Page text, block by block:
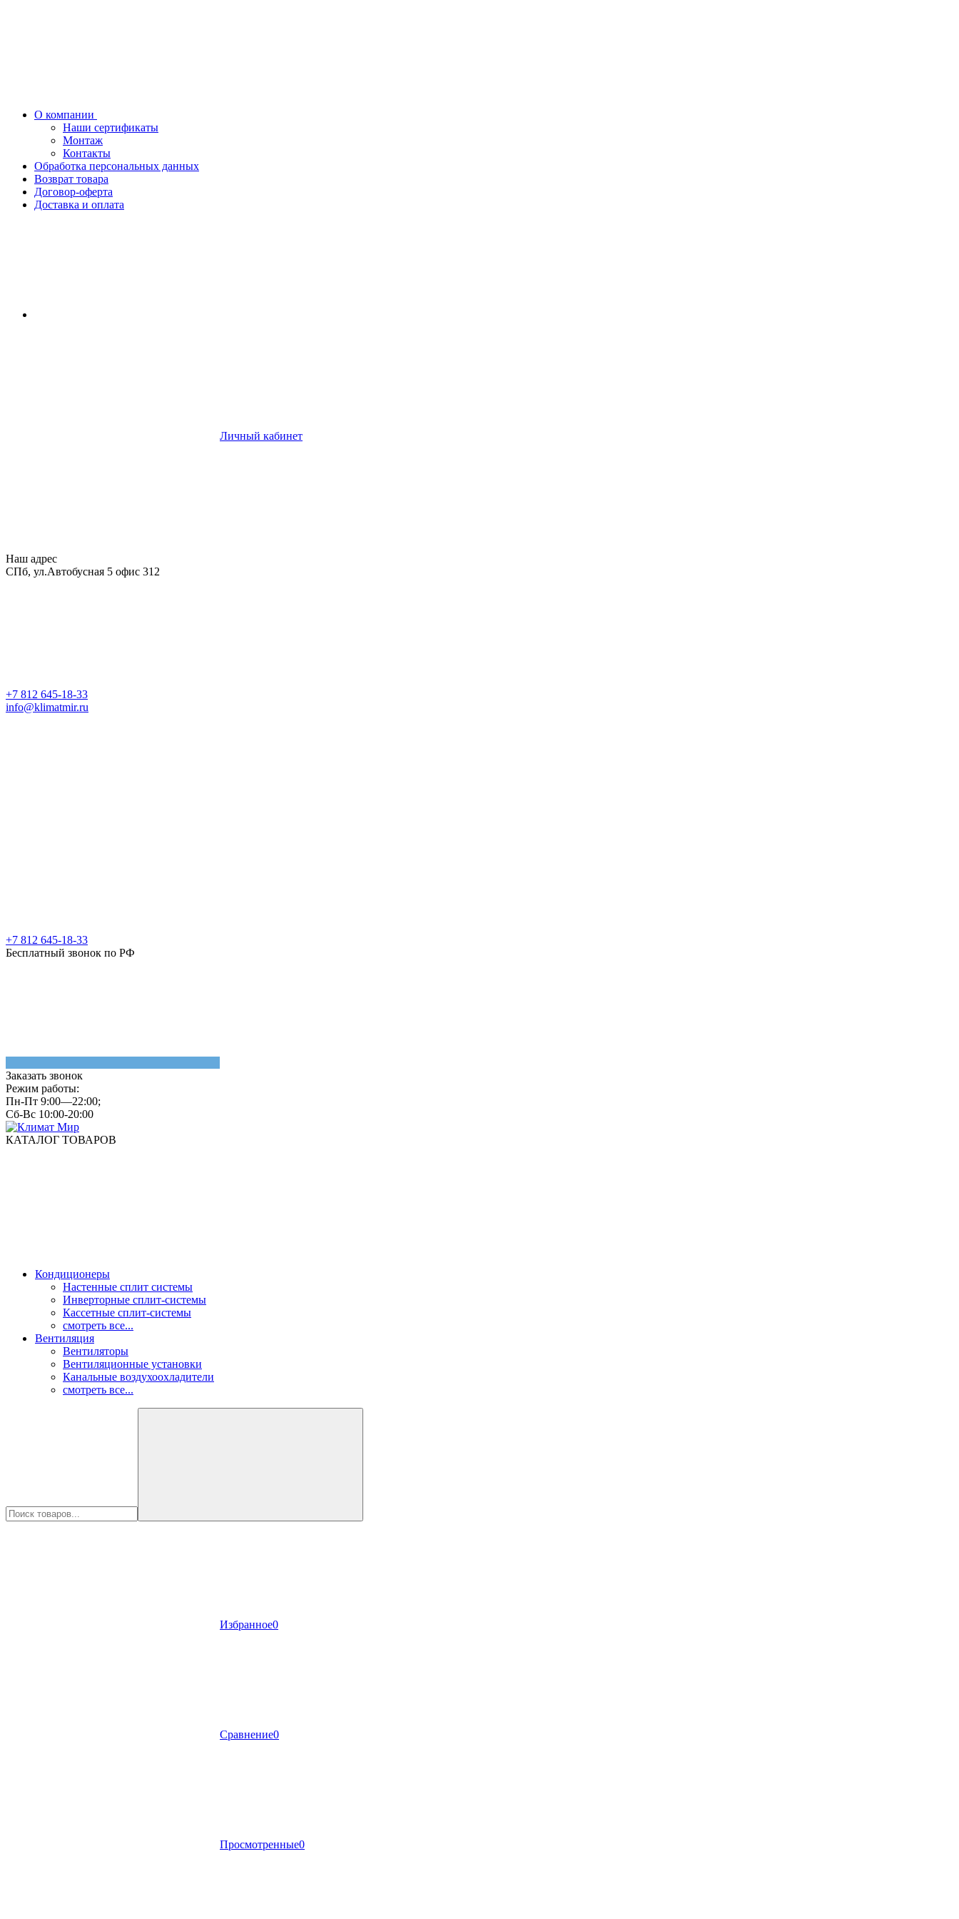
О компании
Наши сертификаты
Монтаж
Контакты
Обработка персональных данных
Возврат товара
Договор-оферта
Доставка и оплата
Личный кабинет
Наш адрес
СПб, ул.Автобусная 5 офис 312
+7 812 645-18-33
info@klimatmir.ru
+7 812 645-18-33
Бесплатный звонок по РФ
Заказать звонок
Режим работы:
Пн-Пт 9:00—22:00;
Сб-Вс 10:00-20:00
КАТАЛОГ ТОВАРОВ
Кондиционеры
Настенные сплит системы
Инверторные сплит-системы
Кассетные сплит-системы
смотреть все...
Вентиляция
Вентиляторы
Вентиляционные установки
Канальные воздухоохладители
смотреть все...
Избранное0
Сравнение0
Просмотренные0